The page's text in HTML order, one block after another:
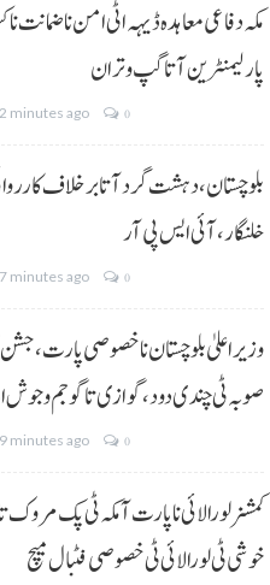
مکہ دفاعی معاہدہ ڈیہہ اٹی امن نا ضمانت
پارلیمنٹرین آتا گپ و تران
minutes ago 0
خلنگار،آئی ایس پی آر
minutes ago 0
وزیر اعلیٰ بلوچستان نا خصوصی
صوبہ ٹی چندی دود، گوازی تا گو جم و
minutes ago 0
کمشنر لورالائی نا پارت آ مکہ ٹی پک مروک
خوشی ٹی لورالائی ٹی خصوصی فٹبال میچ